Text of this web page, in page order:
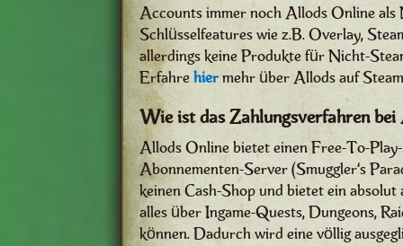
Accounts immer noch Allods Online als
Schlüsselfeatures wie z.B. Overlay,
allerdings keine Produkte für Nicht-
Erfahrehiermehr über Allods auf
Wie ist das Zahlungsverfahren
Allods Online bietet einen Free-To-
Abonnementen-Server (Smuggler‘s
keinen Cash-Shop und bietet ein
alles über Ingame-Quests, Dungeons,
können. Dadurch wird eine völlig